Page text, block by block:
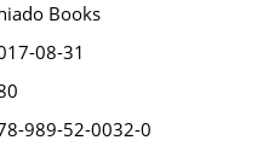
Books
08-31
989-52-0032-0